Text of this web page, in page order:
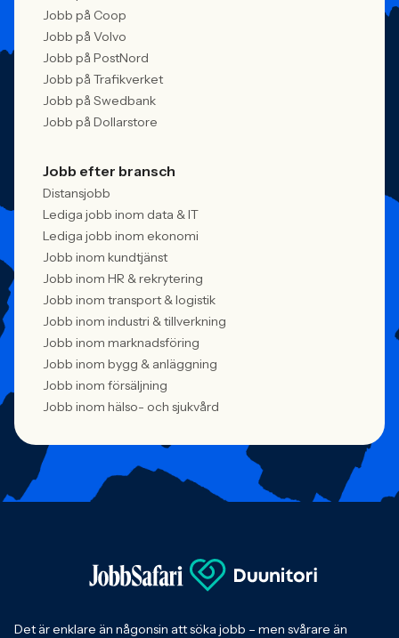
Jobb på Coop
Jobb på Volvo
Jobb på PostNord
Jobb på Trafikverket
Jobb på Swedbank
Jobb på Dollarstore
Jobb efter bransch
Distansjobb
Lediga jobb inom data & IT
Lediga jobb inom ekonomi
Jobb inom kundtjänst
Jobb inom HR & rekrytering
Jobb inom transport & logistik
Jobb inom industri & tillverkning
Jobb inom marknadsföring
Jobb inom bygg & anläggning
Jobb inom försäljning
Jobb inom hälso- och sjukvård
Det är enklare än någonsin att söka jobb – men svårare än